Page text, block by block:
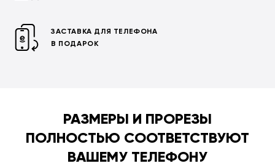
ЗАСТАВКА ДЛЯ ТЕЛЕФОНА
В ПОДАРОК
РАЗМЕРЫ И ПРОРЕЗЫ
ПОЛНОСТЬЮ СООТВЕТСТВУЮТ
ВАШЕМУ ТЕЛЕФОНУ